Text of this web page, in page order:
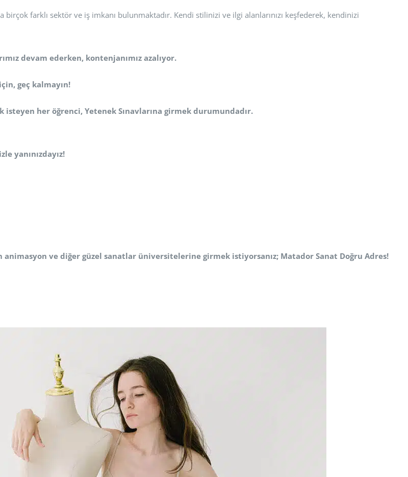
birçok farklı sektör ve iş imkanı bulunmaktadır. Kendi stilinizi ve ilgi alanlarınızı keşfederek, kendinizi
devam ederken, kontenjanımız azalıyor.
geç kalmayın!
her öğrenci, Yetenek Sınavlarına girmek durumundadır.
yanınızdayız!
ve diğer güzel sanatlar üniversitelerine girmek istiyorsanız; Matador Sanat Doğru Adres!